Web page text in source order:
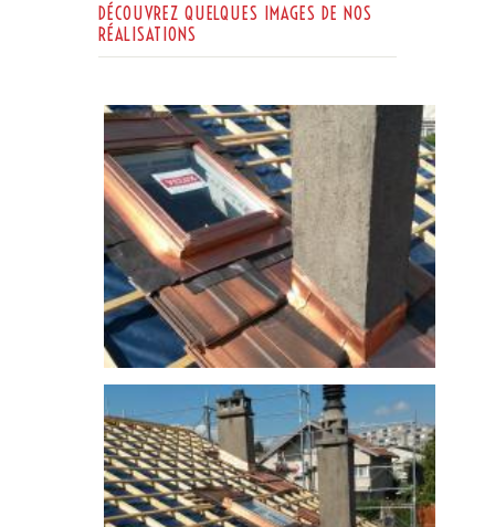
DÉCOUVREZ QUELQUES IMAGES DE NOS
RÉALISATIONS